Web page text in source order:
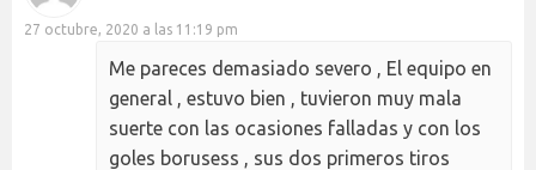
27 octubre, 2020 a las 11:19 pm
Me pareces demasiado severo , El equipo en
general , estuvo bien , tuvieron muy mala
suerte con las ocasiones falladas y con los
goles borusess , sus dos primeros tiros